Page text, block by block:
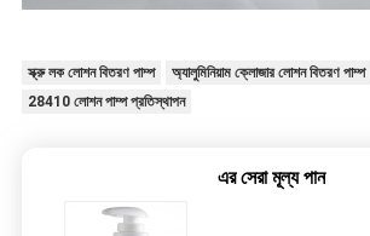
স্ক্রু লক লোশন বিতরণ পাম্প
অ্যালুমিনিয়াম ক্লোজার লোশন বিতরণ পাম্প
28410 লোশন পাম্প প্রতিস্থাপন
এর সেরা মূল্য পান